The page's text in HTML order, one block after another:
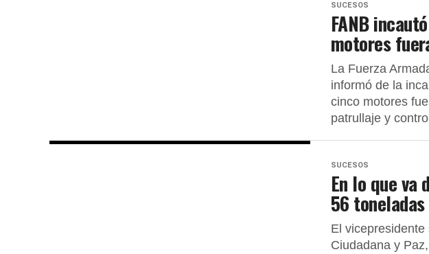
SUCESOS
FANB
motores
La Fuerza
informó de la
cinco motores
patrullaje y
SUCESOS
En lo que va
56
El
Ciudadana y